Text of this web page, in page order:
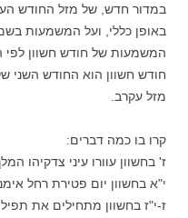
במדור חדש, של מזל החודש
באופן כללי, ועל המשמעות
המשמעות של חודש חשוון לפי
חודש חשוון הוא החודש השני
מזל עקרב.
קרו בו כמה דברים:
ז' בחשוון עוורו עיני צדקיהו
י"א בחשוון יום פטירת רחל
ז-י"ז בחשוון מתחילים את